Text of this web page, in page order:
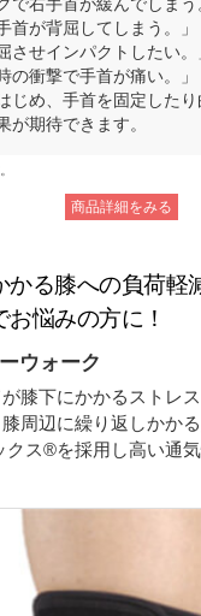
で右手首が緩んでしまう
首が背屈してしまう。」
させインパクトしたい。
の衝撃で手首が痛い。」
じめ、手首を固定した
が期待できます。
商品詳細をみる
かる膝への負荷軽
悩みの方に！
ウォーク
膝下にかかるストレ
膝周辺に繰り返しかか
クス®を採用し高い通